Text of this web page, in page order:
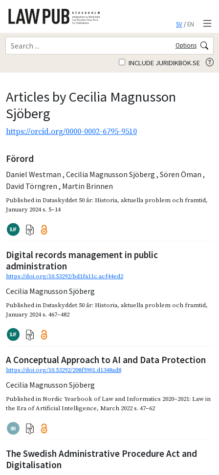
SV/EN
Options
INCLUDE JURIDIKBOK.SE
Articles by Cecilia Magnusson
Sjöberg
https://orcid.org/0000-0002-6795-9510
Förord
Daniel Westman , Cecilia Magnusson Sjöberg , Sören Öman ,
David Törngren , Martin Brinnen
Published inDataskyddet 50 år: Historia, aktuella problem och framtid,
January 2024s. 5–14
Digital records management in public
administration
https://doi.org/10.53292/bd1fa11c.acf44ed2
Cecilia Magnusson Sjöberg
Published inDataskyddet 50 år: Historia, aktuella problem och framtid,
January 2024s. 467–482
A Conceptual Approach to AI and Data Protection
https://doi.org/10.53292/208f5901.d1348ad8
Cecilia Magnusson Sjöberg
Published inNordic Yearbook of Law and Informatics 2020–2021: Law in
the Era of Artificial Intelligence, March 2022s. 47–62
The Swedish Administrative Procedure Act and
Digitalisation